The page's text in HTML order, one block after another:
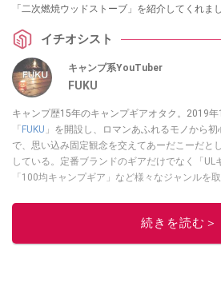
「二次燃焼ウッドストーブ」を紹介してくれまし
イチオシスト
キャンプ系YouTuber
FUKU
キャンプ歴15年のキャンプギアオタク。2019
「 FUKU 」を開設し、ロマンあふれるモノから
で、思い込み固定観念を交えてあーだこーだと
している。定番ブランドのギアだけでなく「UL
「100均キャンプギア」など様々なジャンルを取
このイチオ
続きを読む＞